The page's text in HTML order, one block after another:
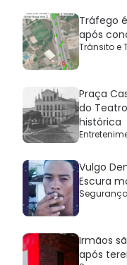
Tráfego
após
Trânsito e
Praça
do
histórica
Vulgo
Escura
Segurança
Irmãos
após